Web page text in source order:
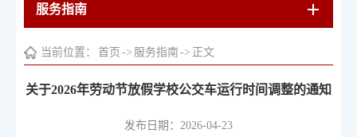
服务指南
当前位置： 首页 -> 服务指南 -> 正文
关于2026年劳动节放假学校公交车运行时间调整的通知
发布日期：2026-04-23